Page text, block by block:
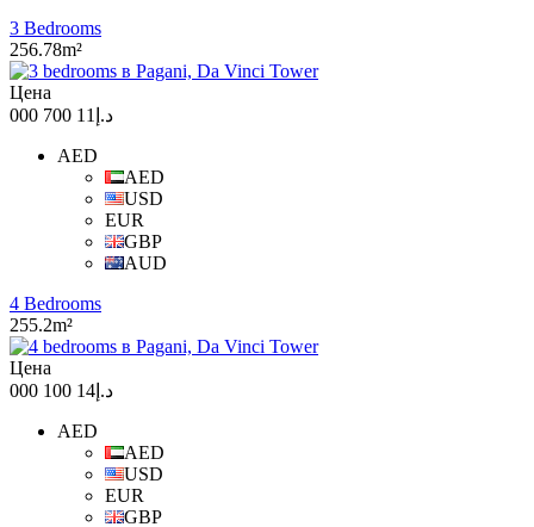
3 Bedrooms
256.78m²
Цена
د.إ11 700 000
AED
AED
USD
EUR
GBP
AUD
4 Bedrooms
255.2m²
Цена
د.إ14 100 000
AED
AED
USD
EUR
GBP